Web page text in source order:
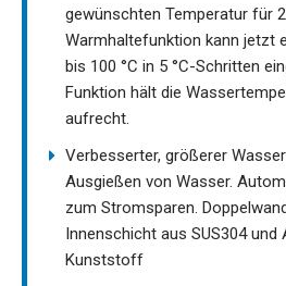
gewünschten Temperatur für
Warmhaltefunktion kann jetzt
bis 100 °C in 5 °C-Schritten
Funktion hält die
aufrecht.
Verbesserter, größerer
Ausgießen von Wasser.
zum Stromsparen.
Innenschicht aus SUS304
Kunststoff